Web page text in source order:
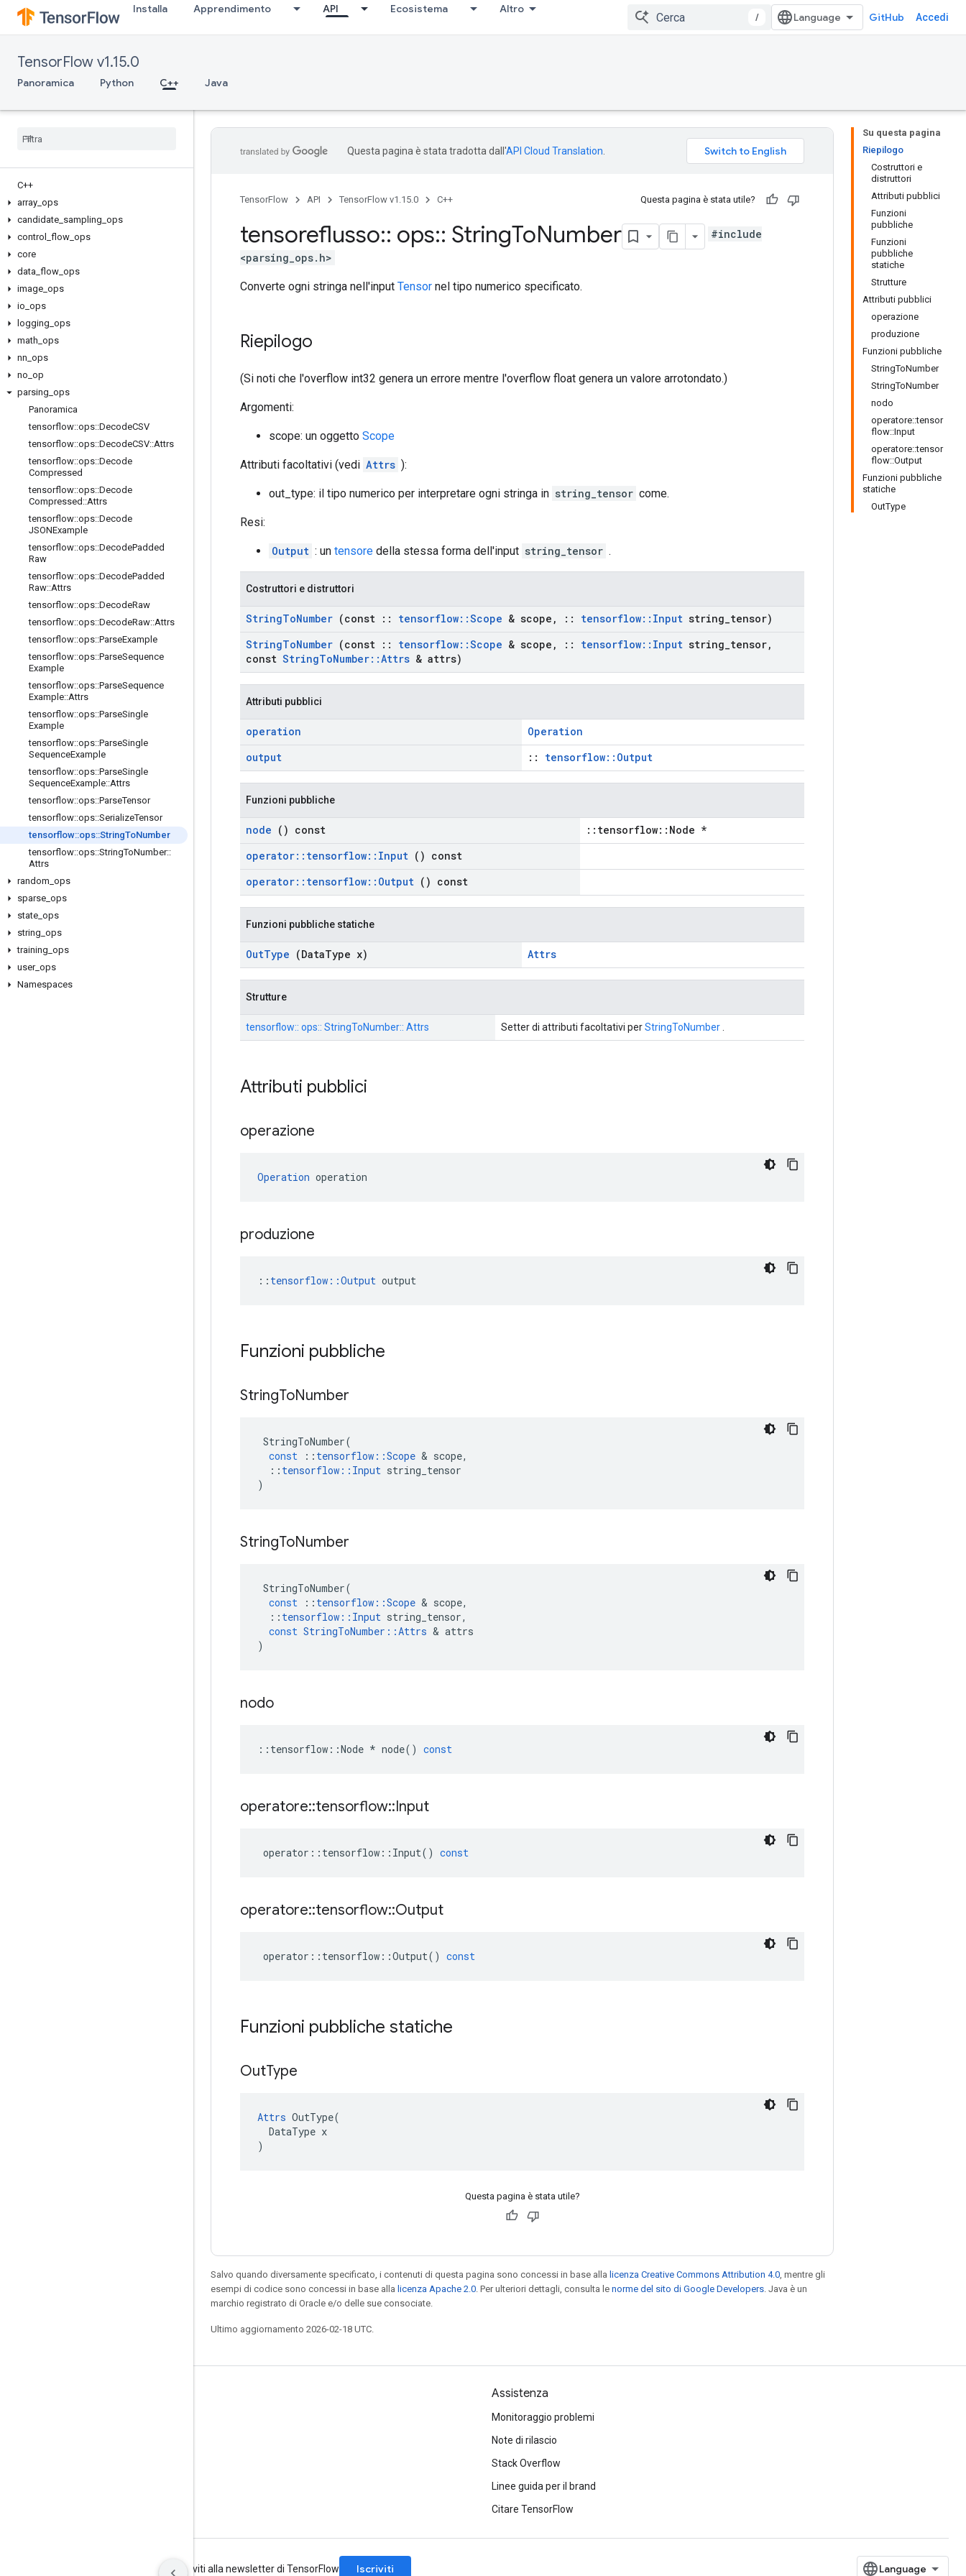
Installa Apprendimento API Ecosistema Altro
/ GitHub Accedi
TensorFlow v1.15.0
Panoramica Python C++ Java
C++
array ops
candidate sampling ops
control
flow ops
core
data flow ops
image ops
io ops
logging ops
math ops
nn ops
no op
parsing ops
Panoramica
tensorflow::ops::DecodeCSV
tensorflow::ops::DecodeCSV::Attrs
tensorflow::ops::Decode
Compressed
tensorflow::ops::Decode
Compressed ::Attrs
tensorflow::ops::Decode
JSONExample
tensorflow::ops::DecodePadded
Raw
tensorflow::ops::DecodePadded
Raw::Attrs
tensorflow::ops::DecodeRaw
tensorflow::ops::DecodeRaw::Attrs
tensorflow::ops::ParseExample
tensorflow::ops::ParseSequence
Example
tensorflow::ops::ParseSequence
Example::Attrs
tensorflow::ops::ParseSingle
Example
tensorflow::ops::ParseSingle
SequenceExample
tensorflow::ops::ParseSingle
SequenceExample::Attrs
tensorflow::ops::ParseTensor
tensorflow::ops::SerializeTensor
tensorflow::ops::StringToNumber
tensorflow::ops::StringToNumber::
Attrs
random ops
sparse ops
state ops
string ops
training ops
user_ ops
Namespaces
Su questa pagina
Riepilogo
Costruttori e
distruttori
Attributi pubblici
Funzioni
pubbliche
Funzioni
pubbliche
statiche
Strutture
Attributi pubblici
operazione
produzione
Funzioni pubbliche
StringToNumber
StringToNumber
nodo
operatore::tensor
flow::Input
operatore::tensor
flow::Output
Funzioni pubbliche
statiche
OutType
Questa pagina è stata tradotta dall'API Cloud Translation
TensorFlow API TensorFlow v1.15.0 C++ Questa pagina è stata utile?
tensoreflusso:: ops:: StringToNumber
#include
<parsing_ops.h>
Converte ogni stringa nell'input Tensor nel tipo numerico specificato.
Riepilogo
(Si noti che l'overflow int32 genera un errore mentre l'overflow float genera un valore arrotondato.)
Argomenti:
scope: un oggetto Scope
Attributi facoltativi (vedi Attrs ):
out_type: il tipo numerico per interpretare ogni stringa in string_tensor come.
Resi:
Output : un tensore della stessa forma dell'input string_tensor .
Costruttori e distruttori
StringToNumber (const :: tensorflow::Scope & scope , :: tensorflow:: Input string tensor)
StringToNumber (const :: tensorflow::Scope & scope , :: tensorflow:: Input string tensor,
const StringToNumber::Attrs & attrs)
Attributi pubblici
operation
Operation
output
:: tensorflow::Output
Funzioni pubbliche
node () const
::tensorflow::Node *
operator:: tensorflow:: Input () const
operator:: tensorflow:: Output () const
Funzioni pubbliche statiche
OutType (DataType x) Attrs
Strutture
tensorflow:: ops:: StringToNumber:: Attrs Setter di attributi facoltativi perStringToNumber
Attributi pubblici
operazione
Operation operation
produzione
:: tensorflow::Output output
Funzioni pubbliche
StringToNumber
StringToNumber(
const
:: tensorflow ::Scope & scope,
:: tensorflow :: Input string_tensor
)
StringToNumber
StringToNumber(
const
:: tensorflow ::Scope & scope,
:: tensorflow :: Input string_tensor,
const StringToNumber ::Attrs & attrs
)
nodo
:: tensorflow ::Node * node() const
operatore::tensorflow::Input
operator :: tensorflow :: Input() const
operatore::tensorflow::Output
operator :: tensorflow ::Output() const
Funzioni pubbliche statiche
OutType
Attrs OutType(
  DataType x
)
Questa pagina è stata utile?
Salvo quando diversamente specificato, i contenuti di questa pagina sono concessi in base alla licenza Creative Commons Attribution 4.0 , mentre gli
esempi di codice sono concessi in base alla licenza Apache 2.0 . Per ulteriori dettagli, consulta le norme del sito di Google Developers . Java è un
marchio registrato di Oracle e/o delle sue consociate.
Ultimo aggiornamento 2026-02-18 UTC.
Assistenza
Monitoraggio problemi
Note di rilascio
Stack Overflow
Linee guida per il brand
Citare TensorFlow
Manage cookiesIscriviti alla newsletter di TensorFlow Iscriviti